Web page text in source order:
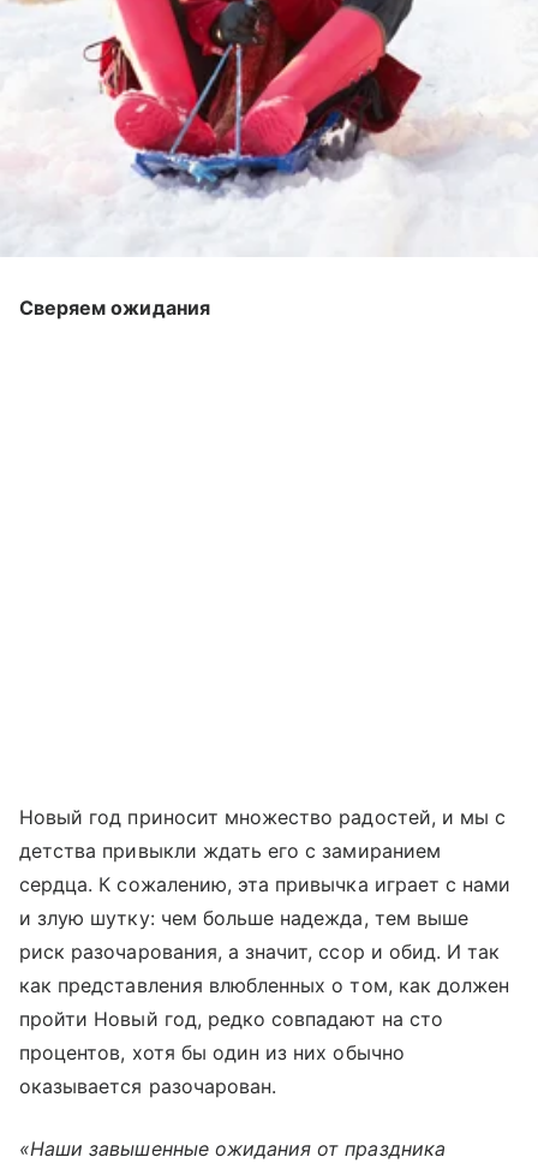
Сверяем ожидания
Новый год приносит множество радостей, и мы с
детства привыкли ждать его с замиранием
сердца. К сожалению, эта привычка играет с нами
и злую шутку: чем больше надежда, тем выше
риск разочарования, а значит, ссор и обид. И так
как представления влюбленных о том, как должен
пройти Новый год, редко совпадают на сто
процентов, хотя бы один из них обычно
оказывается разочарован.
«Наши завышенные ожидания от праздника